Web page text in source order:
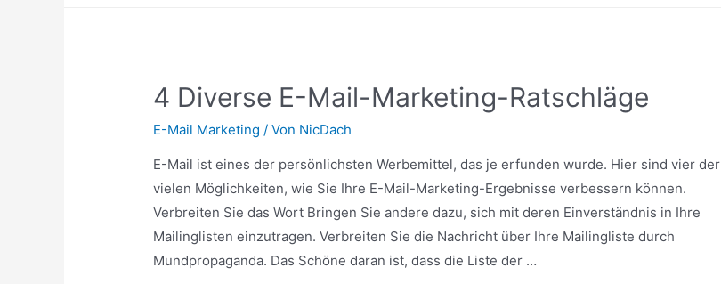
eigene
In-
Liste
starten
4 Diverse E-Mail-Marketing-Ratschläge
E-Mail Marketing / Von NicDach
E-Mail ist eines der persönlichsten Werbemittel, das je erfunden wurde. Hier sind vier der
vielen Möglichkeiten, wie Sie Ihre E-Mail-Marketing-Ergebnisse verbessern können.
Verbreiten Sie das Wort Bringen Sie andere dazu, sich mit deren Einverständnis in Ihre
Mailinglisten einzutragen. Verbreiten Sie die Nachricht über Ihre Mailingliste durch
Mundpropaganda. Das Schöne daran ist, dass die Liste der …